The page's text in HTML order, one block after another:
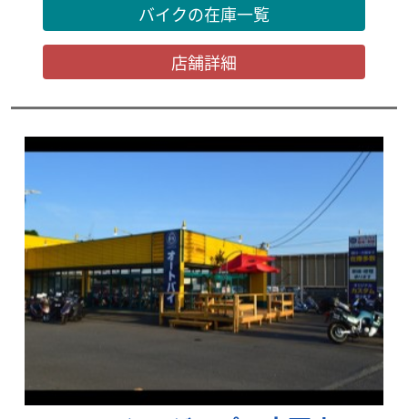
バイクの在庫一覧
店舗詳細